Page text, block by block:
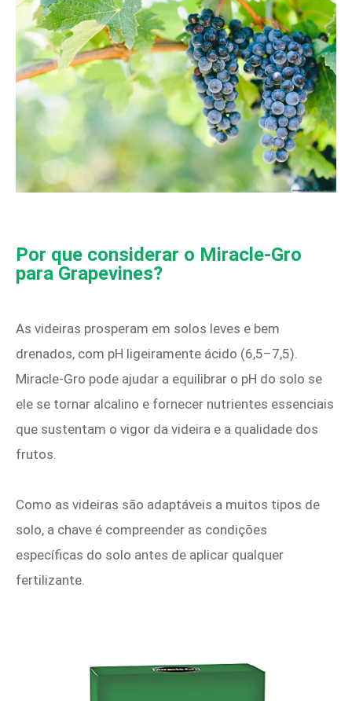
Por que considerar o Miracle‑Gro
para Grapevines?
As videiras prosperam em solos leves e bem
drenados, com pH ligeiramente ácido (6,5–7,5).
Miracle-Gro pode ajudar a equilibrar o pH do solo se
ele se tornar alcalino e fornecer nutrientes essenciais
que sustentam o vigor da videira e a qualidade dos
frutos.
Como as videiras são adaptáveis a muitos tipos de
solo, a chave é compreender as condições
específicas do solo antes de aplicar qualquer
fertilizante.